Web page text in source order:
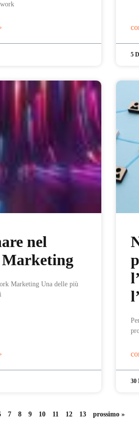
5
nel
Marketing Una delle più
30
7 8 9 10 11 12 13 prossimo »